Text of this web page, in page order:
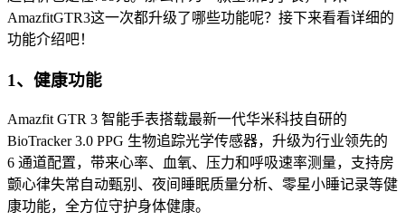
AmazfitGTR3这一次都升级了哪些功能呢？接下来看看详细的
功能介绍吧！
1、健康功能
Amazfit GTR 3 智能手表搭载最新一代华米科技自研的
BioTracker 3.0 PPG 生物追踪光学传感器，升级为行业领先的
6 通道配置，带来心率、血氧、压力和呼吸速率测量，支持房
颤心律失常自动甄别、夜间睡眠质量分析、零星小睡记录等健
康功能，全方位守护身体健康。